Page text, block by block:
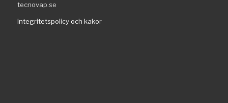
tecnovap.se
Integritetspolicy och kakor